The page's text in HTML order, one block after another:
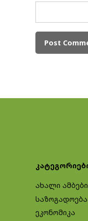
ახალი ამბები
საზოგადოება
ეკონომიკა